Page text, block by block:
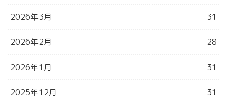
2026年3月 31
2026年2月 28
2026年1月 31
2025年12月 31